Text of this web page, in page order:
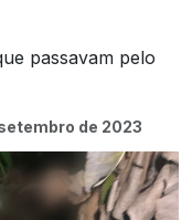
passavam pelo
de 2023